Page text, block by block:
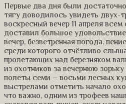
Первые два дня были
тягу доводилось увидеть двух-
воскресный вечер 11 апреля
доставил большое
вечер, безветренная погода,
среди которого отчётливо
пролетающих над березняком
из охотников за вечернюю
полеты семи – восьми лесных
выстрелами отметить начало
что важно, одним из трофеев